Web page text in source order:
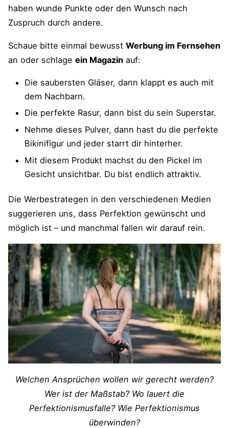
haben wunde Punkte oder den Wunsch nach
Zuspruch durch andere.
Schaue bitte einmal bewusst Werbung im Fernsehen
an oder schlage ein Magazin auf:
Die saubersten Gläser, dann klappt es auch mit
dem Nachbarn.
Die perfekte Rasur, dann bist du sein Superstar.
Nehme dieses Pulver, dann hast du die perfekte
Bikinifigur und jeder starrt dir hinterher.
Mit diesem Produkt machst du den Pickel im
Gesicht unsichtbar. Du bist endlich attraktiv.
Die Werbestrategen in den verschiedenen Medien
suggerieren uns, dass Perfektion gewünscht und
möglich ist – und manchmal fallen wir darauf rein.
Welchen Ansprüchen wollen wir gerecht werden?
Wer ist der Maßstab? Wo lauert die
Perfektionismusfalle? Wie Perfektionismus
überwinden?